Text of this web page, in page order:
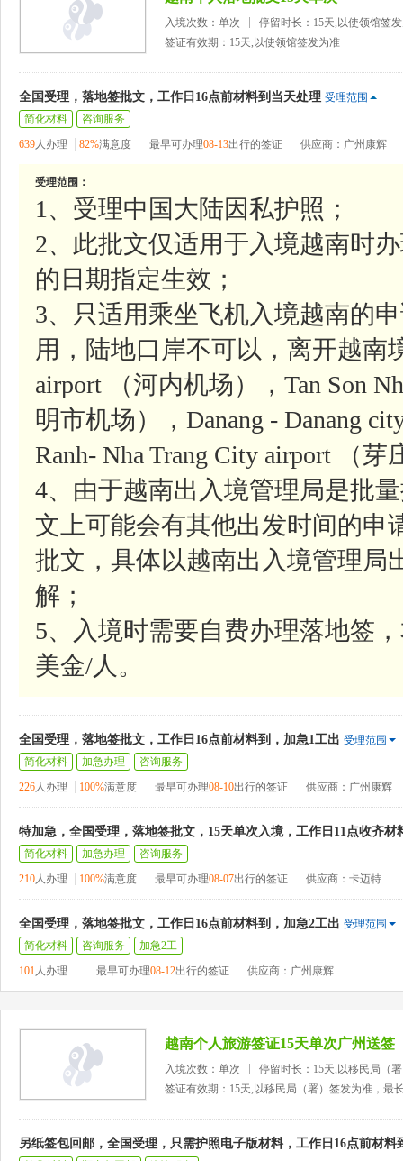
入境次数：单次
停留时长：15天,以使领馆签
签证有效期：15天,以使领馆签发为准
全国受理，落地签批文，工作日16点前材料到当天处理 受理范围
简化材料
咨询服务
639人办理 82%满意度 最早可办理08-13出行的签证 供应商：广州康辉
受理范围：
1、受理中国大陆因私护照；
2、此批文仅适用于入境越南时
的日期指定生效；
3、只适用乘坐飞机入境越南的
用，陆地口岸不可以，离开越南
airport （河内机场），Tan Son
明市机场），Danang - Danang
Ranh- Nha Trang City airport （芽
4、由于越南出入境管理局是批
文上可能会有其他出发时间的申
批文，具体以越南出入境管理局
解；
5、入境时需要自费办理落地签
美金/人。
全国受理，落地签批文，工作日16点前材料到，加急1工出 受理范围
简化材料
加急办理
咨询服务
226人办理 100%满意度 最早可办理08-10出行的签证 供应商：广州康辉
特加急，全国受理，落地签批文，15天单次入境，工作日11点收齐材
简化材料 加急办理
咨询服务
210人办理 100%满意度 最早可办理08-07出行的签证 供应商：卡迈特
全国受理，落地签批文，工作日16点前材料到，加急2工出 受理范围
简化材料
咨询服务
加急2工
101人办理 最早可办理08-12出行的签证 供应商：广州康辉
越南个人旅游签证15天单次广州送签
入境次数：单次
停留时长：15天,以移民局（
签证有效期：15天,以移民局（署）签发为准，最
另纸签包回邮，全国受理，只需护照电子版材料，工作日16点前材料